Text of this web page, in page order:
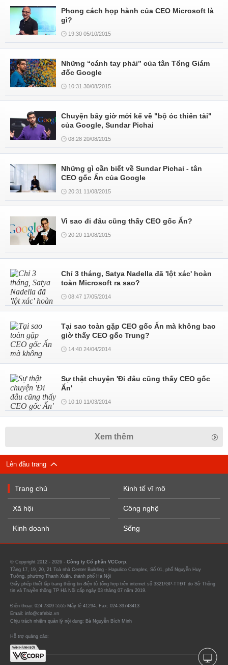
Phong cách họp hành của CEO Microsoft là
gì?
19:30 05/10/2015
Những “cánh tay phải” của tân Tổng Giám
đốc Google
10:31 30/08/2015
Chuyện bây giờ mới kể về "bộ óc thiên tài"
của Google, Sundar Pichai
08:28 20/08/2015
Những gì cần biết về Sundar Pichai - tân
CEO gốc Ấn của Google
20:31 11/08/2015
Vì sao đi đâu cũng thấy CEO gốc Ấn?
20:20 11/08/2015
Chỉ 3 tháng, Satya Nadella đã 'lột xác' hoàn
toàn Microsoft ra sao?
08:47 17/05/2014
Tại sao toàn gặp CEO gốc Ấn mà không bao
giờ thấy CEO gốc Trung?
14:40 24/04/2014
Sự thật chuyện 'Đi đâu cũng thấy CEO gốc
Ấn'
10:10 11/03/2014
Xem thêm
Lên đầu trang
Trang chủ
Xã hội
Kinh doanh
Kinh tế vĩ mô
Công nghệ
Sống
© Copyright 2012 - 2026 - Công ty Cổ phần VCCorp.
Tầng 17, 19, 20, 21 Toà nhà Center Building - Hapulico Complex, Số 01, phố Nguyễn Huy
Tưởng, phường Thanh Xuân, thành phố Hà Nội
Giấy phép thiết lập trang thông tin điện tử tổng hợp trên internet số 3321/GP-TTĐT do Sở Thông
tin và Truyền thông TP Hà Nội cấp ngày 03 tháng 07 năm 2019.
Điện thoại: 024 7309 5555 Máy lẻ 41294. Fax: 024-39743413
Email: info@cafebiz.vn
Chịu trách nhiệm quản lý nội dung: Bà Nguyễn Bích Minh
Hỗ trợ quảng cáo: